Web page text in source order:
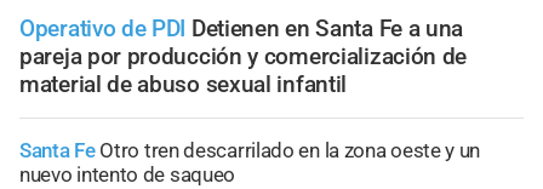
Operativo de PDI Detienen en Santa Fe a una
pareja por producción y comercialización de
material de abuso sexual infantil
Santa Fe Otro tren descarrilado en la zona oeste y un
nuevo intento de saqueo